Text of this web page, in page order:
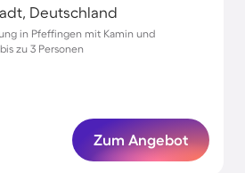
Deutschland
in Pfeffingen mit Kamin und
zu 3 Personen
Zum Angebot